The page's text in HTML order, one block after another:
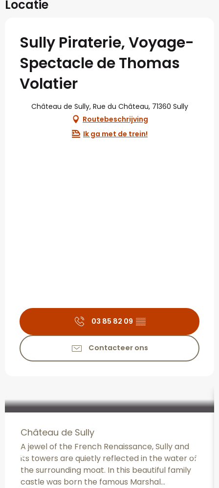
Locatie
Sully Piraterie, Voyage-
Spectacle de Thomas
Volatier
Château de Sully, Rue du Château, 71360 Sully
Routebeschrijving
Ik ga met de trein!
03 85 82 09 ▒▒
Contacteer ons
Château de Sully
A jewel of the French Renaissance, Sully and
its towers are quietly reflected in the water of
the surrounding moat. In this beautiful family
castle was born the famous Marshal...